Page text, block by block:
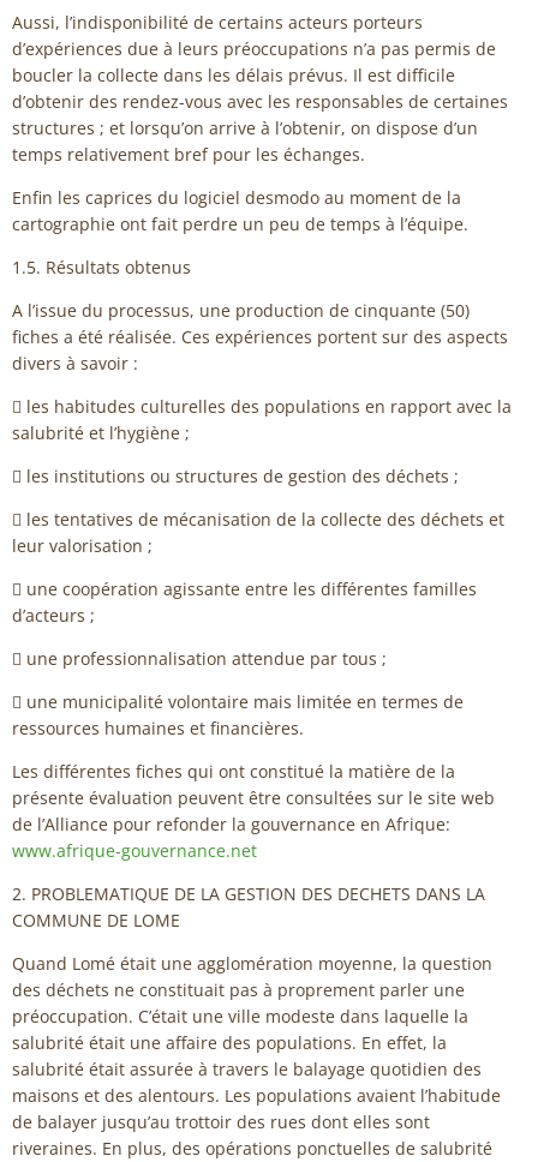
Aussi, l’indisponibilité de certains acteurs porteurs
d’expériences due à leurs préoccupations n’a pas permis de
boucler la collecte dans les délais prévus. Il est difficile
d’obtenir des rendez-vous avec les responsables de certaines
structures ; et lorsqu’on arrive à l’obtenir, on dispose d’un
temps relativement bref pour les échanges.
Enfin les caprices du logiciel desmodo au moment de la
cartographie ont fait perdre un peu de temps à l’équipe.
1.5. Résultats obtenus
A l’issue du processus, une production de cinquante (50)
fiches a été réalisée. Ces expériences portent sur des aspects
divers à savoir :
 les habitudes culturelles des populations en rapport avec la
salubrité et l’hygiène ;
 les institutions ou structures de gestion des déchets ;
 les tentatives de mécanisation de la collecte des déchets et
leur valorisation ;
 une coopération agissante entre les différentes familles
d’acteurs ;
 une professionnalisation attendue par tous ;
 une municipalité volontaire mais limitée en termes de
ressources humaines et financières.
Les différentes fiches qui ont constitué la matière de la
présente évaluation peuvent être consultées sur le site web
de l’Alliance pour refonder la gouvernance en Afrique:
www.afrique-gouvernance.net
2. PROBLEMATIQUE DE LA GESTION DES DECHETS DANS LA
COMMUNE DE LOME
Quand Lomé était une agglomération moyenne, la question
des déchets ne constituait pas à proprement parler une
préoccupation. C’était une ville modeste dans laquelle la
salubrité était une affaire des populations. En effet, la
salubrité était assurée à travers le balayage quotidien des
maisons et des alentours. Les populations avaient l’habitude
de balayer jusqu’au trottoir des rues dont elles sont
riveraines. En plus, des opérations ponctuelles de salubrité